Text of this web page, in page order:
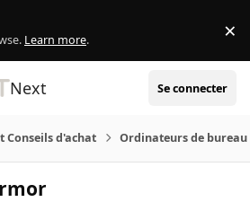
Learn more. ×
Next Se connecter
Conseils d'achat Ordinateurs de bureau